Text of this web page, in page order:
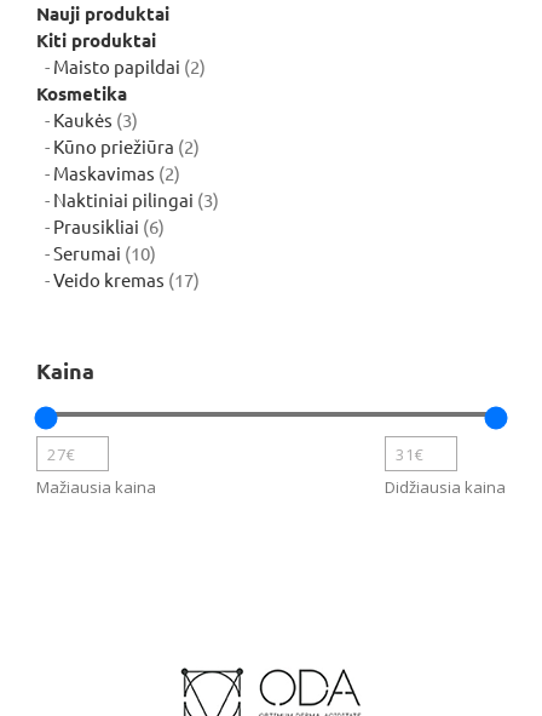
Nauji produktai
Kiti produktai
Maisto papildai 22
Kosmetika
Kaukės 33
produktai
Kūno priežiūra 22
Maskavimas 22
produktai
Naktiniai pilingai 33
Prausikliai 66
Serumai 1010
produktų
Veido kremas 1717
Kaina
Mažiausia kaina Didžiausia kaina